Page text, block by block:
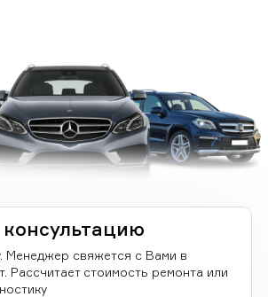
Менеджер свяжется с Вами в
Рассчитает стоимость ремонта или